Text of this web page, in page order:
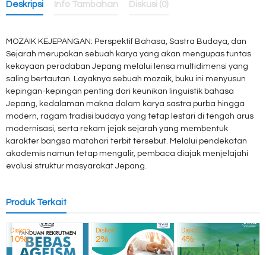
Deskripsi Info Tambahan Diskusi (0)
MOZAIK KEJEPANGAN: Perspektif Bahasa, Sastra Budaya, dan
Sejarah merupakan sebuah karya yang akan mengupas tuntas
kekayaan peradaban Jepang melalui lensa multidimensi yang
saling bertautan. Layaknya sebuah mozaik, buku ini menyusun
kepingan-kepingan penting dari keunikan linguistik bahasa
Jepang, kedalaman makna dalam karya sastra purba hingga
modern, ragam tradisi budaya yang tetap lestari di tengah arus
modernisasi, serta rekam jejak sejarah yang membentuk
karakter bangsa matahari terbit tersebut. Melalui pendekatan
akademis namun tetap mengalir, pembaca diajak menjelajahi
evolusi struktur masyarakat Jepang.
Produk Terkait
Diskon
10%
Diskon
2%
Diskon
4%